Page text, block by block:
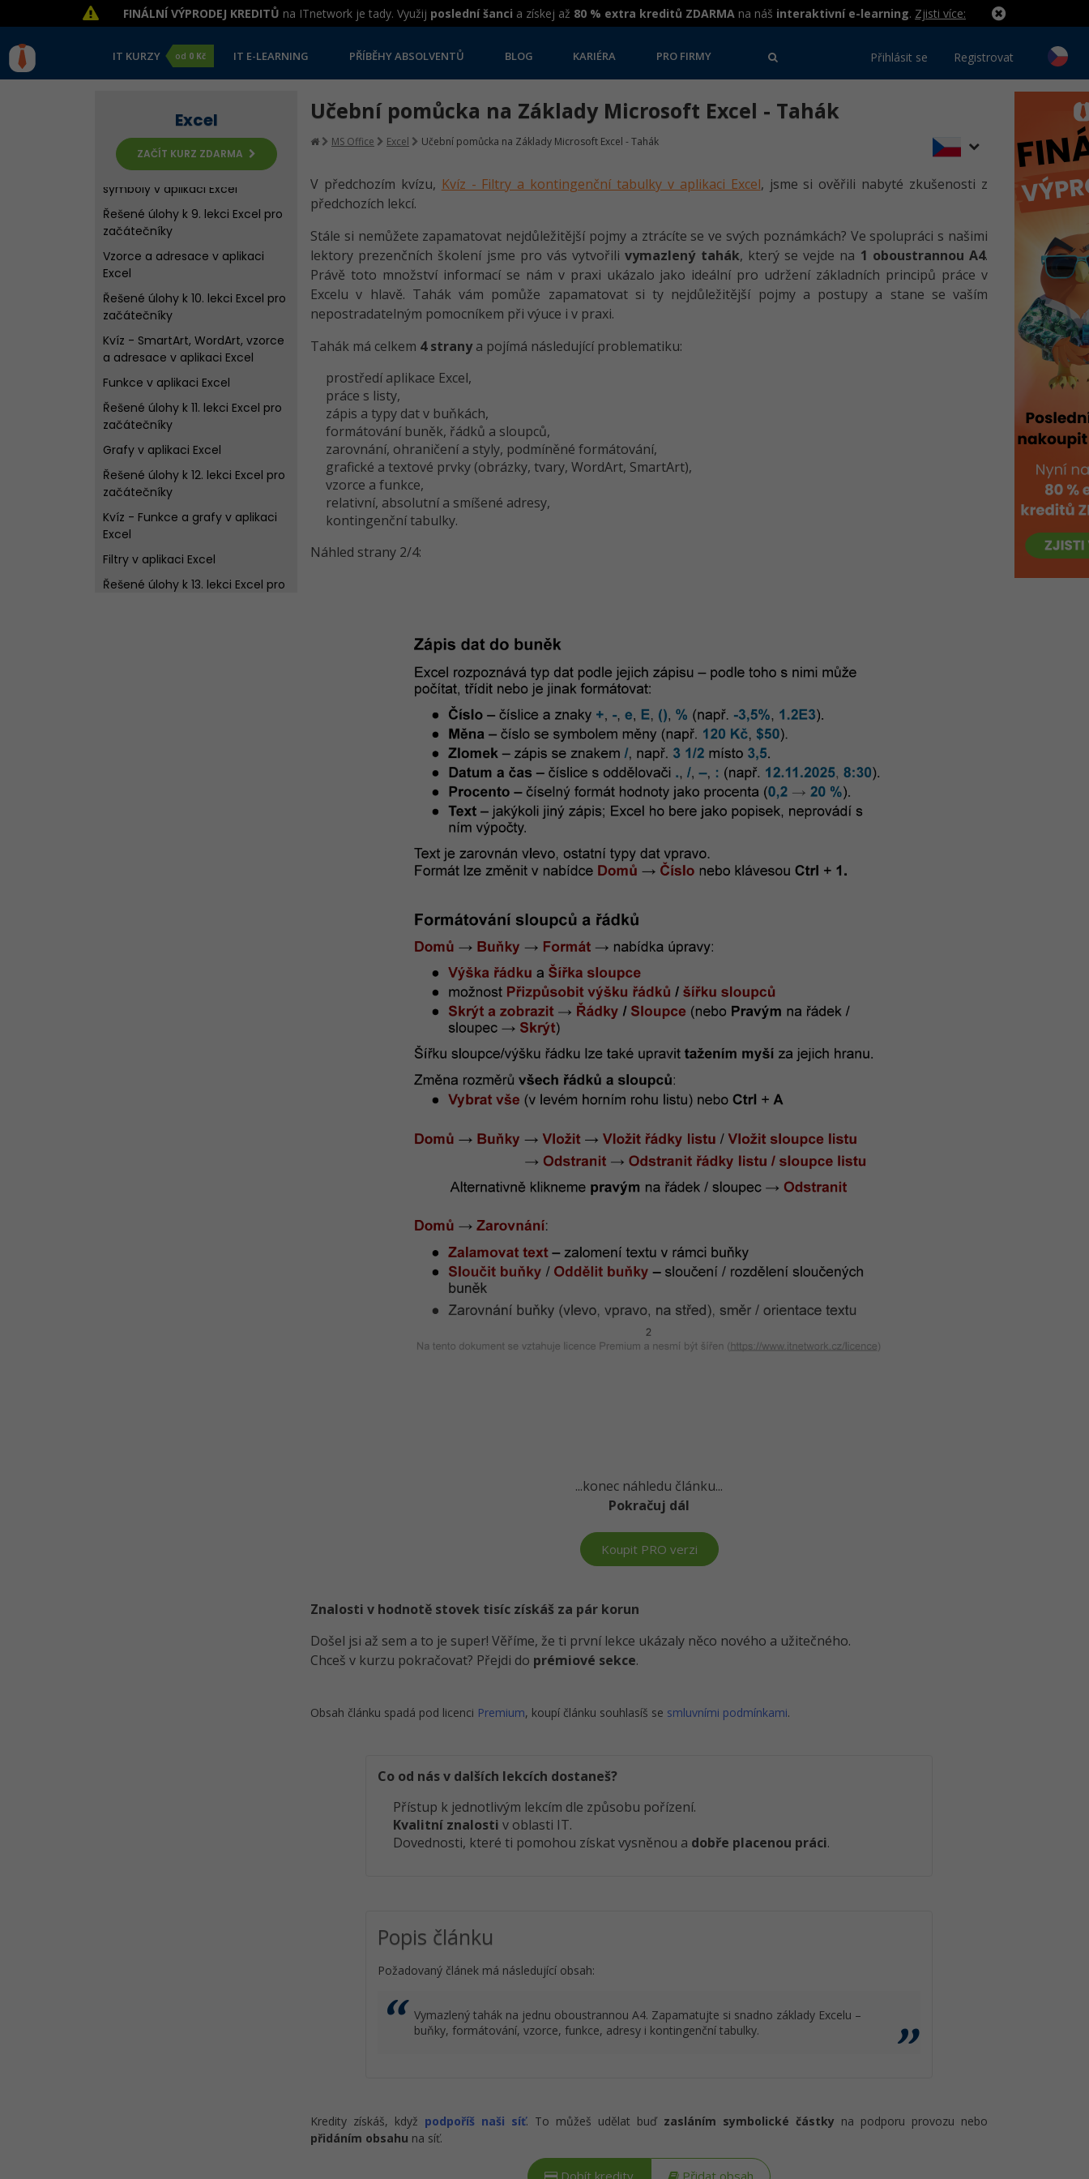
FINÁLNÍ VÝPRODEJ KREDITŮ na ITnetwork je tady. Využij poslední šanci a získej až 80 % extra kreditů ZDARMA na náš interaktivní e-learning. Zjisti více:
IT KURZY od 0 Kč IT E-LEARNING PŘÍBĚHY ABSOLVENTŮ BLOG KARIÉRA PRO FIRMY Přihlásit se Registrovat
Excel
ZAČÍT KURZ ZDARMA
Řešené úlohy k 1.-7. lekci Excel
pro začátečníky
Obrázky, obrazce a snímky
obrazovky v aplikaci Excel
Kvíz - Formátování tabulek,
práce s obrázky v aplikaci Excel
SmartArt, WordArt, rovnice a
symboly v aplikaci Excel
Řešené úlohy k 9. lekci Excel pro
začátečníky
Vzorce a adresace v aplikaci
Excel
Řešené úlohy k 10. lekci Excel pro
začátečníky
Kvíz - SmartArt, WordArt, vzorce
a adresace v aplikaci Excel
Funkce v aplikaci Excel
Řešené úlohy k 11. lekci Excel pro
začátečníky
Grafy v aplikaci Excel
Řešené úlohy k 12. lekci Excel pro
začátečníky
Kvíz - Funkce a grafy v aplikaci
Excel
Filtry v aplikaci Excel
Řešené úlohy k 13. lekci Excel pro
Učební pomůcka na Základy Microsoft Excel - Tahák
MS Office Excel Učební pomůcka na Základy Microsoft Excel - Tahák
V předchozím kvízu, Kvíz - Filtry a kontingenční tabulky v aplikaci Excel, jsme si ověřili nabyté zkušenosti z
předchozích lekcí.
Stále si nemůžete zapamatovat nejdůležitější pojmy a ztrácíte se ve svých poznámkách? Ve spolupráci s našimi
lektory prezenčních školení jsme pro vás vytvořilivymazlený tahák, který se vejde na 1 oboustrannou A4.
Právě toto množství informací se nám v praxi ukázalo jako ideální pro udržení základních principů práce v
Excelu v hlavě. Tahák vám pomůže zapamatovat si ty nejdůležitější pojmy a postupy a stane se vaším
nepostradatelným pomocníkem při výuce i v praxi.
Tahák má celkem 4 stranya pojímá následující problematiku:
prostředí aplikace Excel,
práce s listy,
zápis a typy dat v buňkách,
formátování buněk, řádků a sloupců,
zarovnání, ohraničení a styly, podmíněné formátování,
grafické a textové prvky (obrázky, tvary, WordArt, SmartArt),
vzorce a funkce,
relativní, absolutní a smíšené adresy,
kontingenční tabulky.
Náhled strany 2/4:
...konec náhledu článku...
Pokračuj dál
Koupit PRO verzi
Znalosti v hodnotě stovek tisíc získáš za pár korun
Došel jsi až sem a to je super! Věříme, že ti první lekce ukázaly něco nového a užitečného.
Chceš v kurzu pokračovat? Přejdi do prémiové sekce.
Obsah článku spadá pod licenci Premium, koupí článku souhlasíš se smluvními podmínkami.
Co od nás v dalších lekcích dostaneš?
Přístup k jednotlivým lekcím dle způsobu pořízení.
Kvalitní znalosti v oblasti IT.
Dovednosti, které ti pomohou získat vysněnou a dobře placenou práci.
Popis článku
Požadovaný článek má následující obsah:
Vymazlený tahák na jednu oboustrannou A4. Zapamatujte si snadno základy Excelu –
buňky, formátování, vzorce, funkce, adresy i kontingenční tabulky.
Kredity získáš, když podpoříš naši síť. To můžeš udělat buď zasláním symbolické částky na podporu provozu nebo
přidáním obsahu na síť.
Dobít kredity Přidat obsah